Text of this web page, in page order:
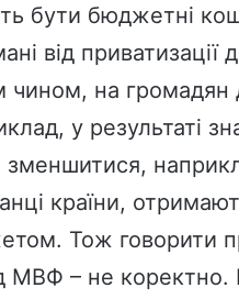
бути бюджетні
від
чином, на громадян
у результаті
країни,
Тож говорити
МВФ – не коректно.